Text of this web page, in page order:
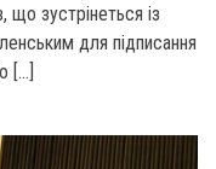
зустрінеться із
для підписання
[…]